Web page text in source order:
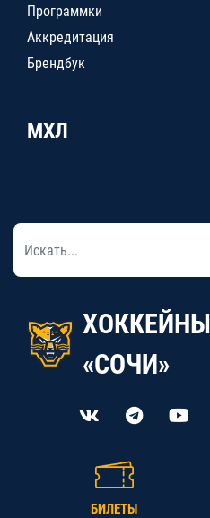
Программки
Аккредитация
Брендбук
МХЛ
«СОЧИ»
БИЛЕТЫ